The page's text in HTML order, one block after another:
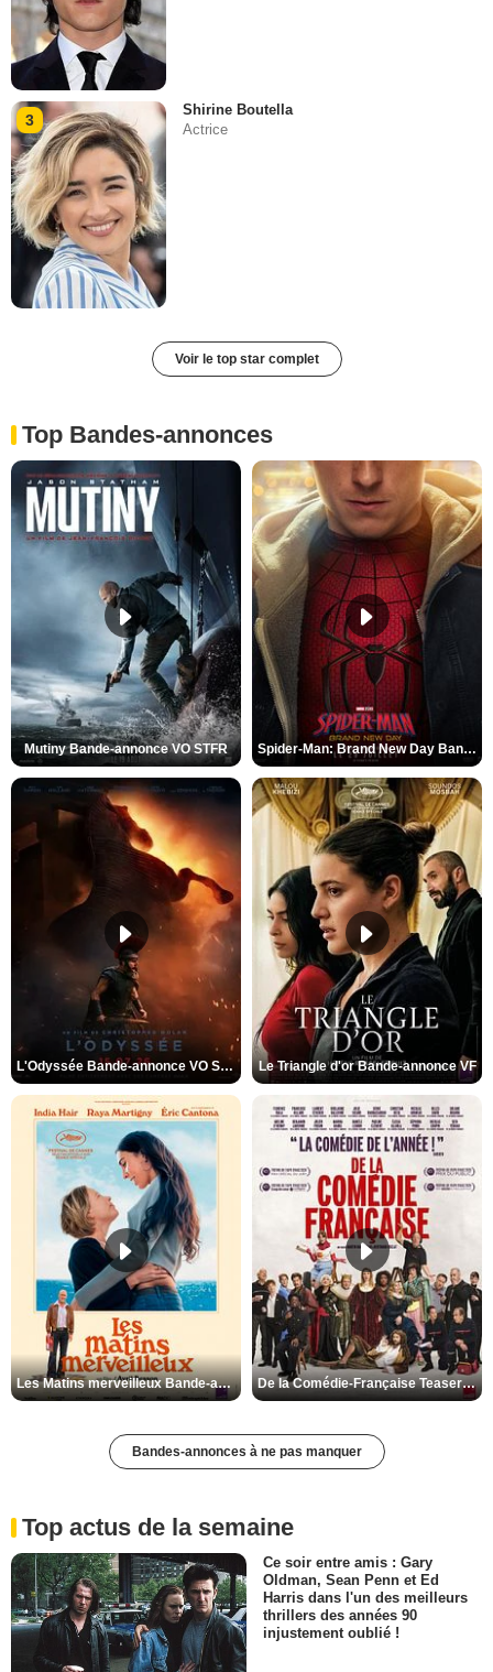
3
Shirine Boutella
Actrice
Voir le top star complet
Top Bandes-annonces
Mutiny Bande-annonce VO STFR Spider-Man: Brand New Day Bande-annonce VO STFR
L'Odyssée Bande-annonce VO STFR Le Triangle d'or Bande-annonce VF
Les Matins merveilleux Bande-annonce VF De la Comédie-Française Teaser VF
Bandes-annonces à ne pas manquer
Top actus de la semaine
Ce soir entre amis : Gary
Oldman, Sean Penn et Ed
Harris dans l'un des meilleurs
thrillers des années 90
injustement oublié !